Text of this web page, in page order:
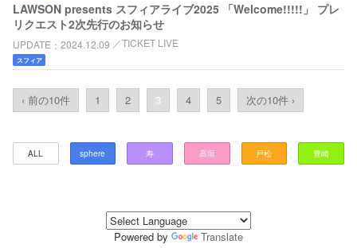
LAWSON presents スフィアライブ2025 「Welcome!!!!!」 プレ
リクエスト2次先行のお知らせ
UPDATE 2024.12.09 TICKET LIVE
スフィア
‹ 前の10件 1 2 3 4 5 次の10件 ›
ALL sphere 寿 高垣 戸松 豊崎
Powered by Translate